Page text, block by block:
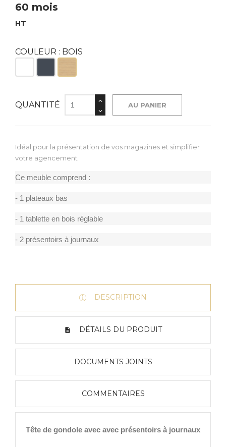
60 mois
HT
COULEUR : BOIS
QUANTITÉ AU PANIER
Idéal pour la présentation de vos magazines et simplifier
votre agencement
Ce meuble comprend :
- 1 plateaux bas
- 1 tablette en bois réglable
- 2 présentoirs à journaux
DESCRIPTION
DÉTAILS DU PRODUIT
DOCUMENTS JOINTS
COMMENTAIRES
Tête de gondole avec avec présentoirs à journaux